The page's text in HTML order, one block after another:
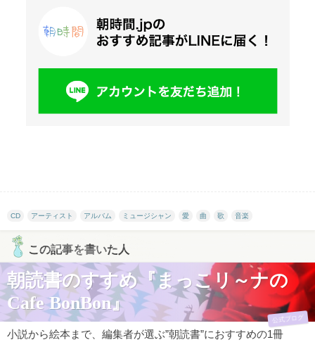
CD アーティスト アルバム ミュージシャン 愛 曲 歌 音楽
この記事を書いた人
朝読書のすすめ『まっこリ～ナの
Cafe BonBon』
公式ブログ
小説から絵本まで、編集者が選ぶ”朝読書”におすすめの1冊